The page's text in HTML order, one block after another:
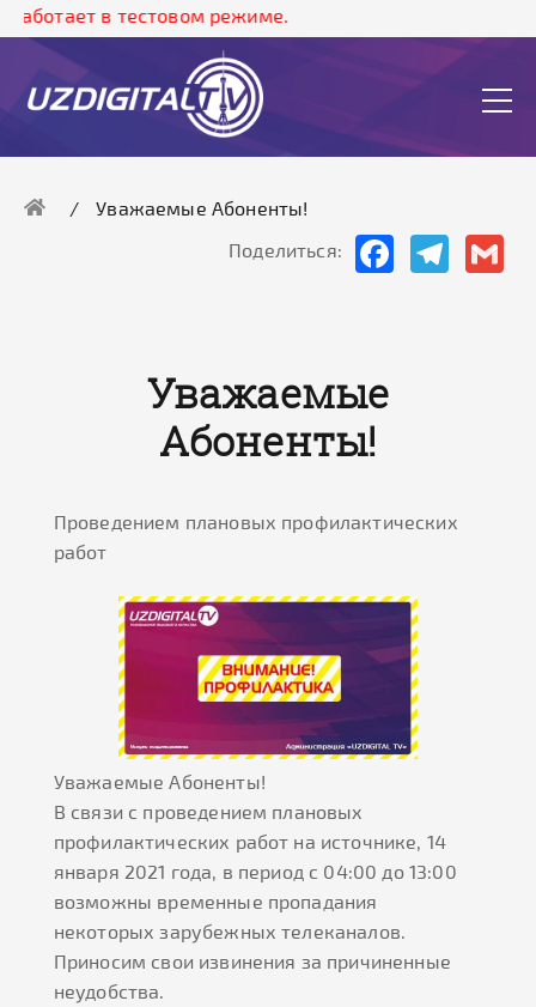
в тестовом режиме.
Уважаемые Абоненты!
Поделиться:
FacebookTelegram
Уважаемые
Абоненты!
Проведением плановых профилактических
работ
Уважаемые Абоненты!
В связи с проведением плановых
профилактических работ на источнике, 14
января 2021 года, в период с 04:00 до 13:00
возможны временные пропадания
некоторых зарубежных телеканалов.
Приносим свои извинения за причиненные
неудобства.